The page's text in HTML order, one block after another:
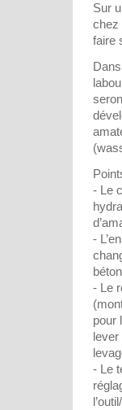
Sur
chez
faire
- Le
-
- Le
pour
lever
- Le